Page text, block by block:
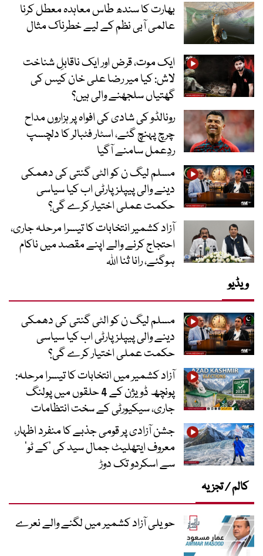
بھارت کا سندھ طاس معاہدہ معطل کرنا
عالمی آبی نظم کے لیے خطرناک مثال
ایک موت، قرض اور ایک ناقابلِ شناخت
لاش: کیا میر رضا علی خان کیس کی
گھتیاں سلجھنے والی ہیں؟
رونالڈو کی شادی کی افواہ پر ہزاروں مداح
چرچ پہنچ گئے، اسٹار فٹبالر کا دلچسپ
ردِعمل سامنے آگیا
مسلم لیگ ن کو الٹی گنتی کی دھمکی
دینے والی پیپلز پارٹی اب کیا سیاسی
حکمت عملی اختیار کرے گی؟
آزاد کشمیر انتخابات کا تیسرا مرحلہ جاری،
احتجاج کرنے والے اپنے مقصد میں ناکام
ہوگئے، رانا ثنا اللہ
ویڈیو
مسلم لیگ ن کو الٹی گنتی کی دھمکی
دینے والی پیپلز پارٹی اب کیا سیاسی
حکمت عملی اختیار کرے گی؟
آزاد کشمیر میں انتخابات کا تیسرا مرحلہ:
پونچھ ڈویژن کے 4 حلقوں میں پولنگ
جاری، سیکیورٹی کے سخت انتظامات
جشن آزادی پر قومی جذبے کا منفرد اظہار،
معروف ایتھلیٹ جمال سید کی ’کے ٹو‘
سے اسکردو تک دوڑ
کالم / تجزیہ
حویلی آزاد کشمیر میں لگنے والے نعرے